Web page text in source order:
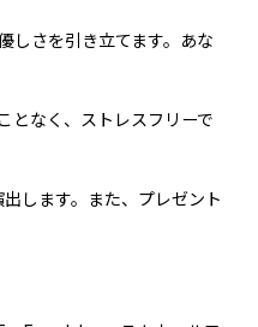
しさを引き立てます。あな
となく、ストレスフリーで
します。また、プレゼント